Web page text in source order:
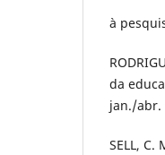
à
da
jan./abr.
SELL,